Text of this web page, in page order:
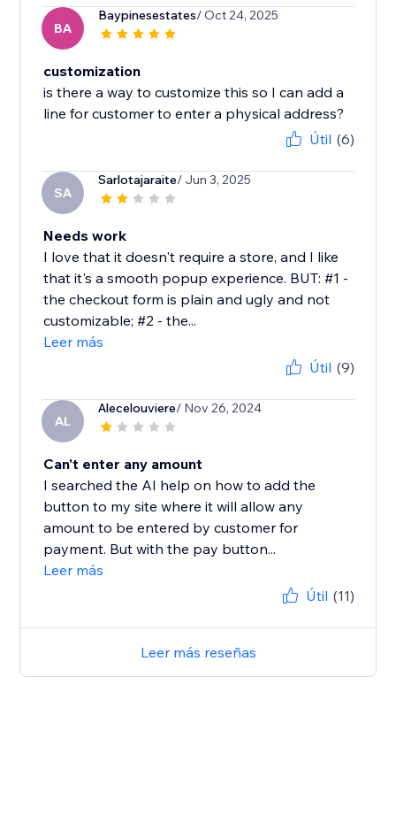
BA
Baypinesestates/ Oct 24, 2025
customization
is there a way to customize this so I can add a
line for customer to enter a physical address?
Útil (6)
SA
Sarlotajaraite/ Jun 3, 2025
Needs work
I love that it doesn't require a store, and I like
that it's a smooth popup experience. BUT: #1 -
the checkout form is plain and ugly and not
customizable; #2 - the...
Leer más
Útil (9)
AL
Alecelouviere/ Nov 26, 2024
Can't enter any amount
I searched the AI help on how to add the
button to my site where it will allow any
amount to be entered by customer for
payment. But with the pay button...
Leer más
Útil (11)
Leer más reseñas